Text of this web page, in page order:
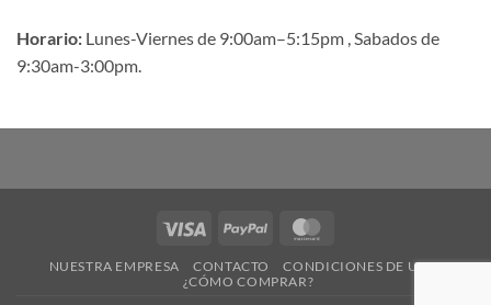
Horario: Lunes-Viernes de 9:00am–5:15pm , Sabados de
9:30am-3:00pm.
Visa PayPal
NUESTRA EMPRESA CONTACTO
CONDICIONES DE USO
¿CÓMO COMPRAR?